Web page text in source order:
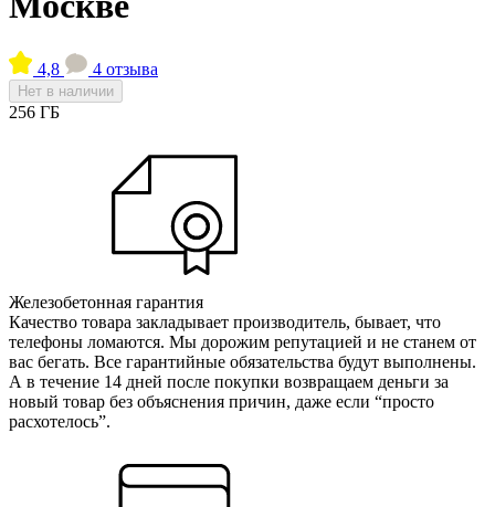
4,8 4 отзыва
Нет в наличии
256 ГБ
Железобетонная гарантия
Качество товара закладывает производитель, бывает, что
телефоны ломаются. Мы дорожим репутацией и не станем от
вас бегать. Все гарантийные обязательства будут выполнены.
А в течение 14 дней после покупки возвращаем деньги за
новый товар без объяснения причин, даже если “просто
расхотелось”.